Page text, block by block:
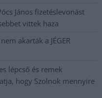
János fizetéslevonást
vittek haza
akarták a JÉGER
lépcső és remek
hogy Szolnok mennyire